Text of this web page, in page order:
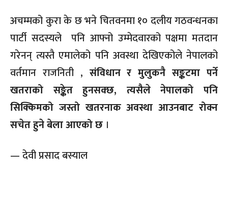
अचम्मको कुरा के छ भने चितवनमा १० दलीय गठवन्धनका
पार्टी सदस्यले पनि आफ्नो उम्मेदवारको पक्षमा मतदान
गरेनन् त्यस्तै एमालेको पनि अवस्था देखिएकोले नेपालको
वर्तमान राजनिती , संविधान र मुलुकनै सङ्कटमा पर्ने
खतराको सङ्केत हुनसक्छ, त्यसैले नेपालको पनि
सिक्किमको जस्तो खतरनाक अवस्था आउनबाट रोक्न
सचेत हुने बेला आएको छ ।
— देवी प्रसाद बस्याल